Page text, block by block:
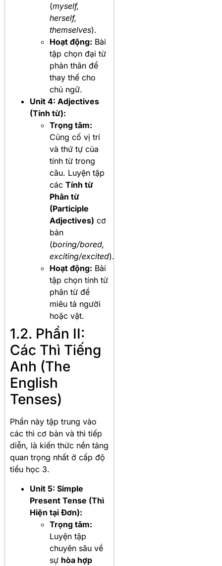
(myself,
herself,
themselves).
Hoạt động: Bài
tập chọn đại từ
phản thân để
thay thế cho
chủ ngữ.
Unit 4: Adjectives
(Tính từ):
Trọng tâm:
Củng cố vị trí
và thứ tự của
tính từ trong
câu. Luyện tập
các Tính từ
Phân từ
(Participle
Adjectives) cơ
bản
(boring/bored,
exciting/excited).
Hoạt động: Bài
tập chọn tính từ
phân từ để
miêu tả người
hoặc vật.
1.2. Phần II:
Các Thì Tiếng
Anh (The
English
Tenses)
Phần này tập trung vào
các thì cơ bản và thì tiếp
diễn, là kiến thức nền tảng
quan trọng nhất ở cấp độ
tiểu học 3.
Unit 5: Simple
Present Tense (Thì
Hiện tại Đơn):
Trọng tâm:
Luyện tập
chuyên sâu về
sự hòa hợp